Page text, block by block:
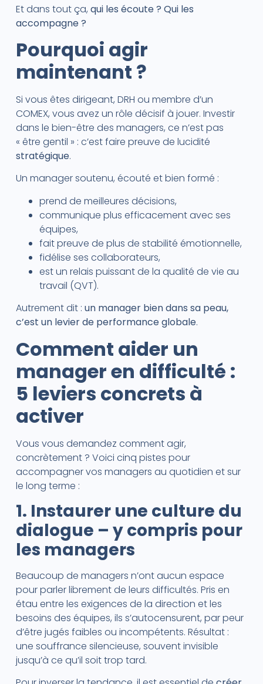
Et dans tout ça, qui les écoute ? Qui les
accompagne ?
Pourquoi agir
maintenant ?
Si vous êtes dirigeant, DRH ou membre d’un
COMEX, vous avez un rôle décisif à jouer. Investir
dans le bien-être des managers, ce n’est pas
« être gentil » : c’est faire preuve de lucidité
stratégique.
Un manager soutenu, écouté et bien formé :
prend de meilleures décisions,
communique plus efficacement avec ses
équipes,
fait preuve de plus de stabilité émotionnelle,
fidélise ses collaborateurs,
est un relais puissant de la qualité de vie au
travail (QVT).
Autrement dit : un manager bien dans sa peau,
c’est un levier de performance globale.
Comment aider un
manager en difficulté :
5 leviers concrets à
activer
Vous vous demandez comment agir,
concrètement ? Voici cinq pistes pour
accompagner vos managers au quotidien et sur
le long terme :
1. Instaurer une culture du
dialogue – y compris pour
les managers
Beaucoup de managers n’ont aucun espace
pour parler librement de leurs difficultés. Pris en
étau entre les exigences de la direction et les
besoins des équipes, ils s’autocensurent, par peur
d’être jugés faibles ou incompétents. Résultat :
une souffrance silencieuse, souvent invisible
jusqu’à ce qu’il soit trop tard.